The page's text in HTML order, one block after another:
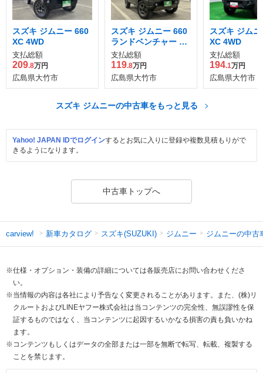
スズキ ジムニー 660
XC 4WD
支払総額
209.8万円
広島県大竹市
スズキ ジムニー 660
ランドベンチャー 4
WD
支払総額
119.8万円
広島県大竹市
スズキ ジム
XC 4WD
支払総額
194.1万円
広島県大竹市
スズキ ジムニーの中古車をもっと見る
Yahoo! JAPAN IDでログインするとお気に入りに登録や複数見積もりがで
きるようになります。
中古車トップへ
carview! 新車カタログ スズキ(SUZUKI) ジムニー ジムニーの中古
※仕様・オプション・装備の詳細については各販売店にお問い合わせくださ
い。
※当情報の内容は各社により予告なく変更されることがあります。また、(株)リ
クルートおよびLINEヤフー株式会社は当コンテンツの完全性、無誤謬性を保
証するものではなく、当コンテンツに起因するいかなる損害の責も負いかね
ます。
※コンテンツもしくはデータの全部または一部を無断で転写、転載、複製する
ことを禁じます。